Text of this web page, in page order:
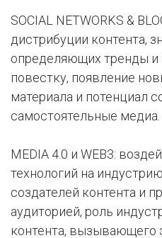
SOCIAL NETWORKS &
дистрибуции контента,
определяющих тренды
повестку, появление
материала и потенциал
самостоятельные медиа​.
MEDIA 4.0 и WEB3:
технологий на
создателей контента и
аудиторией, роль
контента, вызывающего